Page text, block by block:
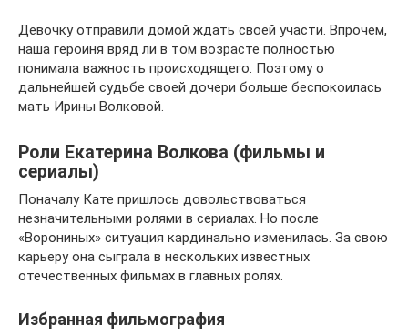
Девочку отправили домой ждать своей участи. Впрочем,
наша героиня вряд ли в том возрасте полностью
понимала важность происходящего. Поэтому о
дальнейшей судьбе своей дочери больше беспокоилась
мать Ирины Волковой.
Роли Екатерина Волкова (фильмы и
сериалы)
Поначалу Кате пришлось довольствоваться
незначительными ролями в сериалах. Но после
«Ворониных» ситуация кардинально изменилась. За свою
карьеру она сыграла в нескольких известных
отечественных фильмах в главных ролях.
Избранная фильмография